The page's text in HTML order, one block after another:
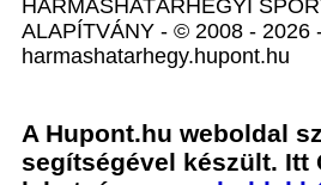
HÁRMASHATÁRHEGYI
ALAPÍTVÁNY - © 2008 - 2026
harmashatarhegy.hupont.hu
A Hupont.hu weboldal
segítségével készült. Itt